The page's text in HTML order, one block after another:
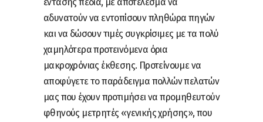
αδυνατούν να εντοπίσουν πληθώρα πηγών
και να δώσουν τιμές συγκρίσιμες με τα πολύ
χαμηλότερα προτεινόμενα όρια
μακροχρόνιας έκθεσης. Προτείνουμε να
αποφύγετε το παράδειγμα πολλών πελατών
μας που έχουν προτιμήσει να προμηθευτούν
φθηνούς μετρητές «γενικής χρήσης», που